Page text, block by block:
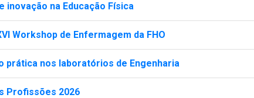
inovação na Educação Física
Workshop de Enfermagem da FHO
prática nos laboratórios de Engenharia
Profissões 2026